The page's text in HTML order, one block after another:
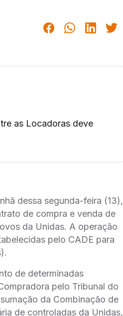
as Locadoras deve
dessa segunda-feira (13),
de compra e venda de
da Unidas. A operação
pelo CADE para
de determinadas
pelo Tribunal do
da Combinação de
de controladas da Unidas,